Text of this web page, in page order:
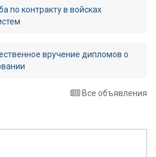
по контракту в войсках
вручение дипломов о
Все объявления